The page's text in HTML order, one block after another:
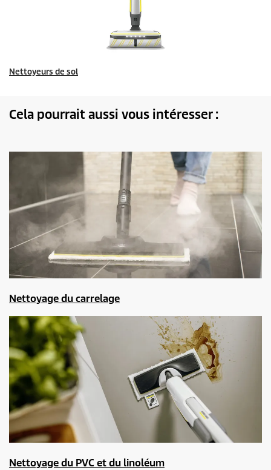
Nettoyeurs de sol
Cela pourrait aussi vous intéresser :
Nettoyage du carrelage
Nettoyage du PVC et du linoléum